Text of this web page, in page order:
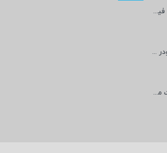
راهنمای تخصصی خرید فیلامنت PEEK؛ پادشاه پرینت سه‌بعدی صنعتی و پزشکی + مشخصات فنی
عمر مفید هیتر اکسترودر پرینتر سه‌بعدی چقدر است؟
راهنمای تعویض قطعات مصرفی پرینتر سه‌بعدی